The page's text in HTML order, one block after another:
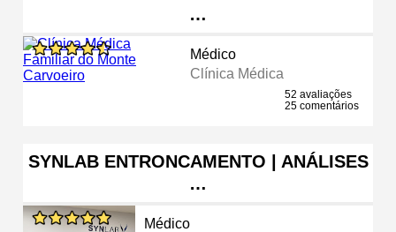
…
Médico
Clínica Médica
52 avaliações
25 comentários
SYNLAB ENTRONCAMENTO | ANÁLISES
…
Médico